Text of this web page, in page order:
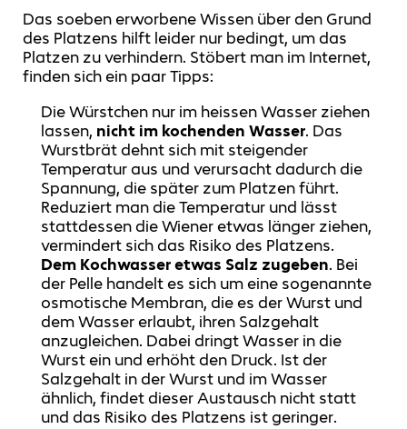
Das soeben erworbene Wissen über den Grund
des Platzens hilft leider nur bedingt, um das
Platzen zu verhindern. Stöbert man im Internet,
finden sich ein paar Tipps:
Die Würstchen nur im heissen Wasser ziehen
lassen, nicht im kochenden Wasser. Das
Wurstbrät dehnt sich mit steigender
Temperatur aus und verursacht dadurch die
Spannung, die später zum Platzen führt.
Reduziert man die Temperatur und lässt
stattdessen die Wiener etwas länger ziehen,
vermindert sich das Risiko des Platzens.
Dem Kochwasser etwas Salz zugeben. Bei
der Pelle handelt es sich um eine sogenannte
osmotische Membran, die es der Wurst und
dem Wasser erlaubt, ihren Salzgehalt
anzugleichen. Dabei dringt Wasser in die
Wurst ein und erhöht den Druck. Ist der
Salzgehalt in der Wurst und im Wasser
ähnlich, findet dieser Austausch nicht statt
und das Risiko des Platzens ist geringer.